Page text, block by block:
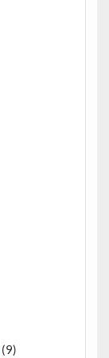
(9)